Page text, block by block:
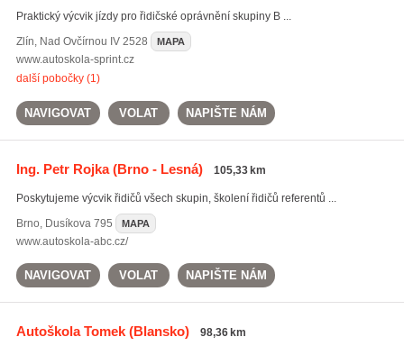
Praktický výcvik jízdy pro řidičské oprávnění skupiny B ...
Zlín, Nad Ovčírnou IV 2528 MAPA
www.autoskola-sprint.cz
další pobočky (1)
NAVIGOVAT VOLAT NAPIŠTE NÁM
Ing. Petr Rojka(Brno - Lesná) 105,33 km
Poskytujeme výcvik řidičů všech skupin, školení řidičů referentů ...
Brno, Dusíkova 795 MAPA
www.autoskola-abc.cz/
NAVIGOVAT VOLAT NAPIŠTE NÁM
Autoškola Tomek(Blansko) 98,36 km